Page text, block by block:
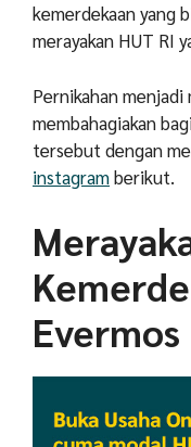
kemerdekaan yang
merayakan HUT RI
Pernikahan
membahagiakan
tersebut dengan
instagramberikut.
Evermos